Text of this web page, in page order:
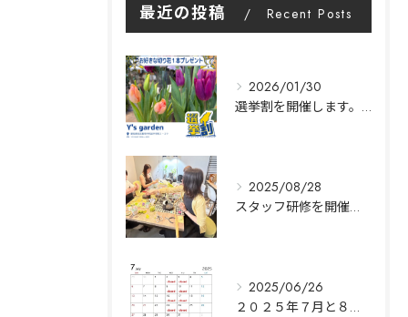
最近の投稿 Recent Posts
2026/01/30
選挙割を開催します。|Y's garden
2025/08/28
スタッフ研修を開催します。｜名古屋市中村区Y's garden
2025/06/26
２０２５年７月と８月の営業日のご案内｜Y’s garden